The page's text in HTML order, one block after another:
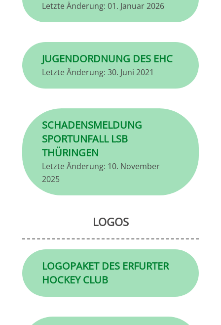
Letzte Änderung: 01. Januar 2026
JUGENDORDNUNG DES EHC
Letzte Änderung: 30. Juni 2021
SCHADENSMELDUNG
SPORTUNFALL LSB
THÜRINGEN
Letzte Änderung: 10. November
2025
LOGOS
LOGOPAKET DES ERFURTER
HOCKEY CLUB